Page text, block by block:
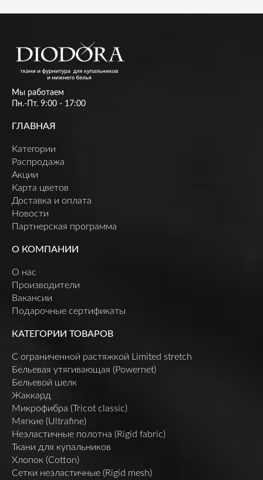
Мы работаем
Пн.-Пт. 9:00 - 17:00
ГЛАВНАЯ
Категории
Распродажа
Акции
Карта цветов
Доставка и оплата
Новости
Партнерская программа
О КОМПАНИИ
О нас
Производители
Вакансии
Подарочные сертификаты
КАТЕГОРИИ ТОВАРОВ
C ограниченной растяжкой Limited stretch
Бельевая утягивающая (Powernet)
Бельевой шелк
Жаккард
Микрофибра (Tricot classic)
Мягкие (Ultrafine)
Неэластичные полотна (Rigid fabric)
Ткани для купальников
Хлопок (Cotton)
Сетки неэластичные (Rigid mesh)